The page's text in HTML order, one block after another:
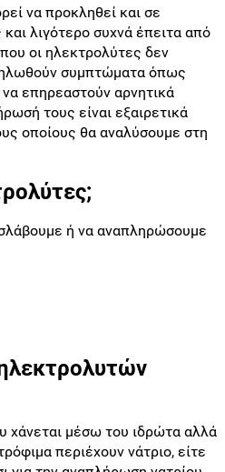
να προκληθεί και σε
λιγότερο συχνά έπειτα από
οι ηλεκτρολύτες δεν
συμπτώματα όπως
επηρεαστούν αρνητικά
τους είναι εξαιρετικά
οποίους θα αναλύσουμε στη
ή να αναπληρώσουμε
χάνεται μέσω του ιδρώτα αλλά
περιέχουν νάτριο, είτε